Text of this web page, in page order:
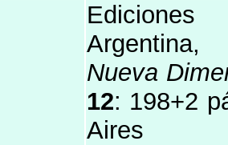
Nueva
12: 198+2
Aires